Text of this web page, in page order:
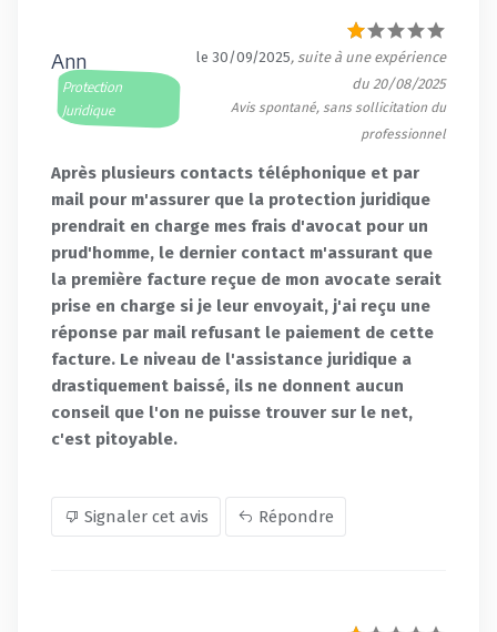
Ann
Protection
Juridique
le 30/09/2025, suite à une expérience
du 20/08/2025
Avis spontané, sans sollicitation du
professionnel
Après plusieurs contacts téléphonique et par
mail pour m'assurer que la protection juridique
prendrait en charge mes frais d'avocat pour un
prud'homme, le dernier contact m'assurant que
la première facture reçue de mon avocate serait
prise en charge si je leur envoyait, j'ai reçu une
réponse par mail refusant le paiement de cette
facture. Le niveau de l'assistance juridique a
drastiquement baissé, ils ne donnent aucun
conseil que l'on ne puisse trouver sur le net,
c'est pitoyable.
Signaler cet avis Répondre